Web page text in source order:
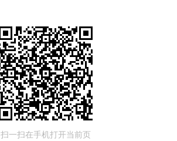
扫一扫在手机打开当前页